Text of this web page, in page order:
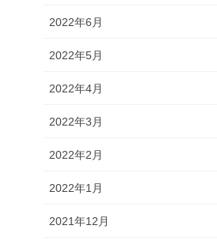
2022年6月
2022年5月
2022年4月
2022年3月
2022年2月
2022年1月
2021年12月